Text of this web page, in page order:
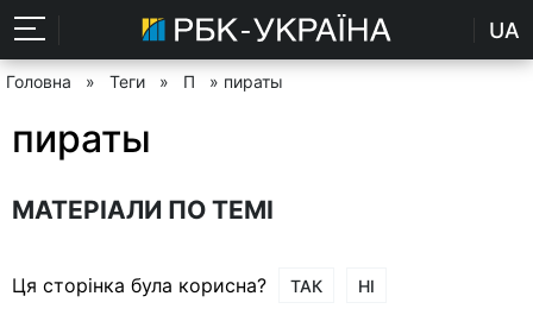
UA
Головна » Теги » П » пираты
пираты
МАТЕРІАЛИ ПО ТЕМІ
Ця сторінка була корисна? ТАК НІ